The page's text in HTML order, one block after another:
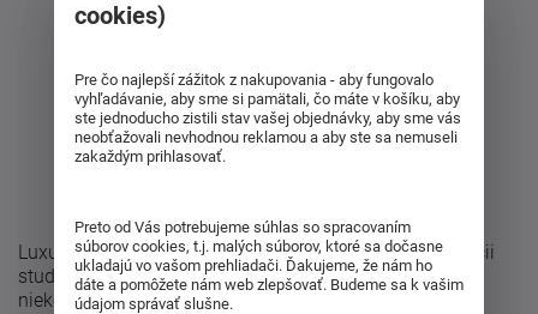
Luxusný ortopedický matrac Curem C 4500 v kombinácii
studenej a lenivej peny v sete 1+1 . Matrac sa skladá z
niekoľkých vrstiev: Super-soft ...
cookies)
Pre čo najlepší zážitok z nakupovania - aby fungovalo
vyhľadávanie, aby sme si pamätali, čo máte v košíku, aby
ste jednoducho zistili stav vašej objednávky, aby sme vás
neobťažovali nevhodnou reklamou a aby ste sa nemuseli
zakaždým prihlasovať.
Preto od Vás potrebujeme súhlas so spracovaním
súborov cookies, t.j. malých súborov, ktoré sa dočasne
ukladajú vo vašom prehliadači. Ďakujeme, že nám ho
dáte a pomôžete nám web zlepšovať. Budeme sa k vašim
údajom správať slušne.